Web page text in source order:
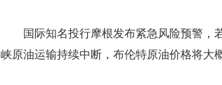
国际知名投行摩根发布紧急风险预警，
峡原油运输持续中断，布伦特原油价格将大